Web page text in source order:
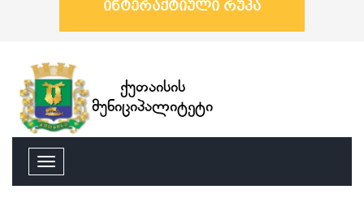
ინტერაქტიული რუკა
ქუთაისის
მუნიციპალიტეტი